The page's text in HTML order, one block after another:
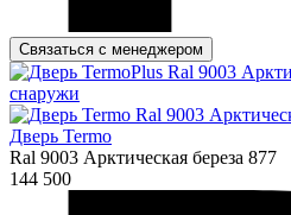
Связаться с менеджером
Дверь Termo
Ral 9003 Арктическая береза 877
144 500